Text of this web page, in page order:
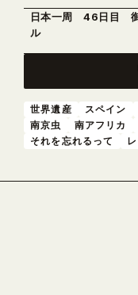
日本一周 46日目 御
ル
世界遺産 スペイン
南京虫
南アフリカ
それを忘れるって